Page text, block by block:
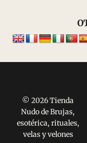
© 2026 Tienda
Nudo de Brujas,
esotérica, rituales,
velas y velones